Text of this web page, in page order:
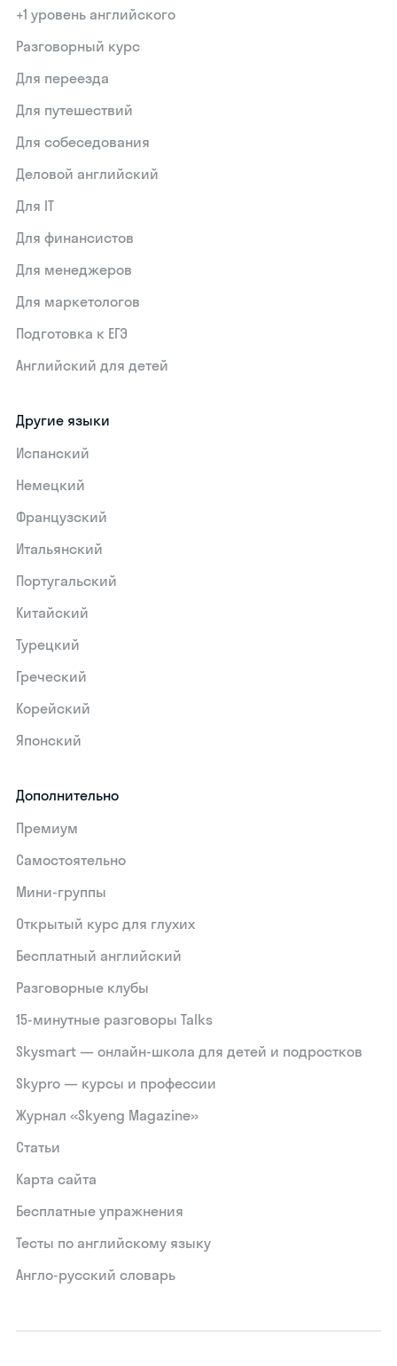
+1 уровень английского
Разговорный курс
Для переезда
Для путешествий
Для собеседования
Деловой английский
Для IT
Для финансистов
Для менеджеров
Для маркетологов
Подготовка к ЕГЭ
Английский для детей
Другие языки
Испанский
Немецкий
Французский
Итальянский
Португальский
Китайский
Турецкий
Греческий
Корейский
Японский
Дополнительно
Премиум
Самостоятельно
Мини-группы
Открытый курс для глухих
Бесплатный английский
Разговорные клубы
15‑минутные разговоры Talks
Skysmart — онлайн-школа для детей и подростков
Skypro — курсы и профессии
Журнал «Skyeng Magazine»
Статьи
Карта сайта
Бесплатные упражнения
Тесты по английскому языку
Англо-русский словарь